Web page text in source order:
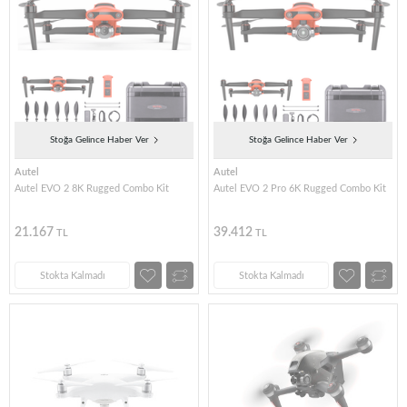
Stoğa Gelince Haber Ver
Autel
Autel EVO 2 8K Rugged Combo Kit
21.167 TL
Stokta Kalmadı
Stoğa Gelince Haber Ver
Autel
Autel EVO 2 Pro 6K Rugged Combo Kit
39.412 TL
Stokta Kalmadı